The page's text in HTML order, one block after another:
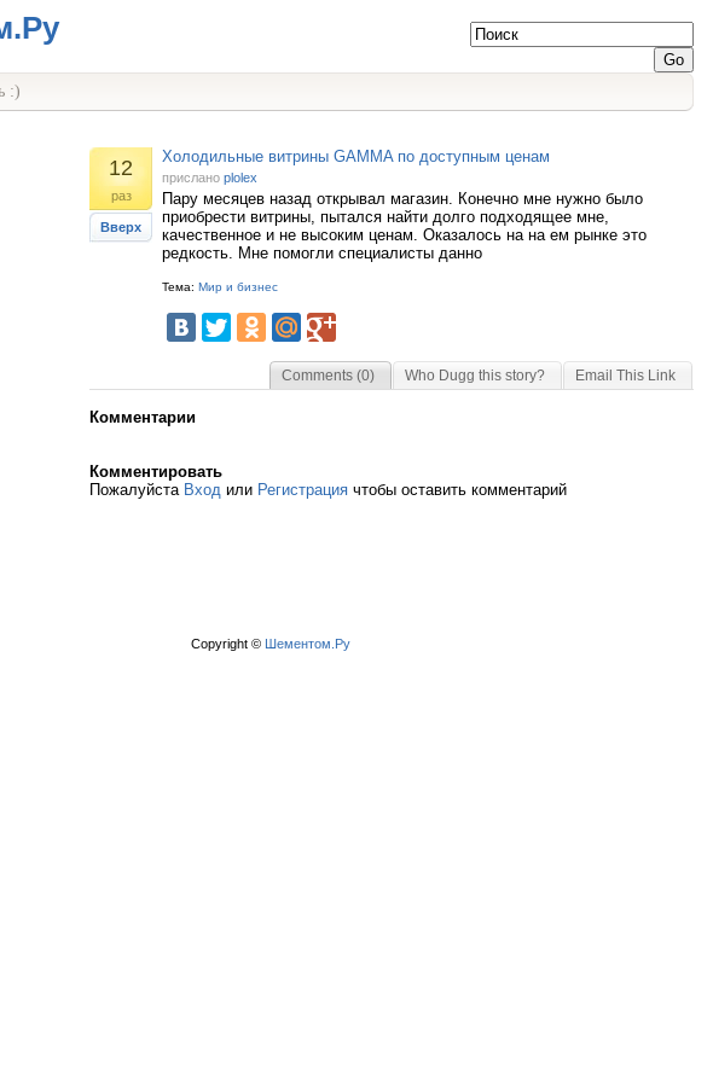
:)
12
раз
Вверх
Холодильные витрины GAMMA по доступным ценам
прислано plolex
Пару месяцев назад открывал магазин. Конечно мне нужно было
приобрести витрины, пытался найти долго подходящее мне,
качественное и не высоким ценам. Оказалось на на ем рынке это
редкость. Мне помогли специалисты данно
Тема: Мир и бизнес
Comments (0) Who Dugg this story? Email This Link
Комментарии
Комментировать
Пожалуйста Вход или Регистрация чтобы оставить комментарий
Copyright © Шементом.Ру